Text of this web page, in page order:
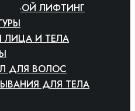
ЛИФТИНГ
ЛИЦА И ТЕЛА
ДЛЯ ВОЛОС
ДЛЯ ТЕЛА